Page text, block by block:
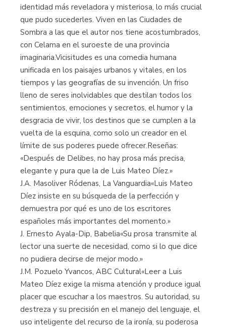
identidad más reveladora y misteriosa, lo más crucial
que pudo sucederles. Viven en las Ciudades de
Sombra a las que el autor nos tiene acostumbrados,
con Celama en el suroeste de una provincia
imaginaria.Vicisitudes es una comedia humana
unificada en los paisajes urbanos y vitales, en los
tiempos y las geografías de su invención. Un friso
lleno de seres inolvidables que destilan todos los
sentimientos, emociones y secretos, el humor y la
desgracia de vivir, los destinos que se cumplen a la
vuelta de la esquina, como solo un creador en el
límite de sus poderes puede ofrecer.Reseñas:
«Después de Delibes, no hay prosa más precisa,
elegante y pura que la de Luis Mateo Díez.»
J.A. Masoliver Ródenas, La Vanguardia«Luis Mateo
Díez insiste en su búsqueda de la perfección y
demuestra por qué es uno de los escritores
españoles más importantes del momento.»
J. Ernesto Ayala-Dip, Babelia«Su prosa transmite al
lector una suerte de necesidad, como si lo que dice
no pudiera decirse de mejor modo.»
J.M. Pozuelo Yvancos, ABC Cultural«Leer a Luis
Mateo Díez exige la misma atención y produce igual
placer que escuchar a los maestros. Su autoridad, su
destreza y su precisión en el manejo del lenguaje, el
uso inteligente del recurso de la ironía, su poderosa